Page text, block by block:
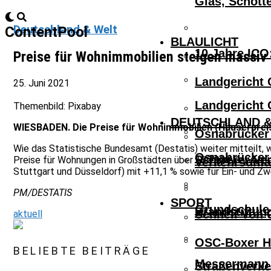
ContentPool
10 Jahre
Landgericht
BLAULICHT
Landgericht
Schwerer
DEUTSCHLAND
Schnell Von
SPORT
OSC-Boxer
Deutschland & Welt
Preise für Wohnimmobilien steigen massiv
25. Juni 2021
Themenbild: Pixabay
WIESBADEN. Die Preise für Wohnimmobilien
Wie das Statistische Bundesamt (Destatis) weiter mitteilt,
Preise für Wohnungen in Großstädten über 100 000
Stuttgart und Düsseldorf) mit +11,1 % sowie für Ein- und
PM/DESTATIS
aktuell
BELIEBTE BEITRÄGE